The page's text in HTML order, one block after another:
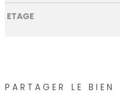
ETAGE
PARTAGER LE BIEN